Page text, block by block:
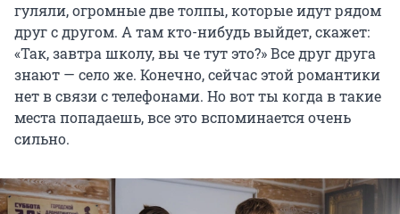
гуляли, огромные две толпы, которые идут рядом
друг с другом. А там кто-нибудь выйдет, скажет:
«Так, завтра школу, вы че тут это?» Все друг друга
знают — село же. Конечно, сейчас этой романтики
нет в связи с телефонами. Но вот ты когда в такие
места попадаешь, все это вспоминается очень
сильно.